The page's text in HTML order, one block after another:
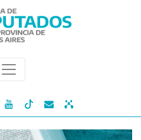
  